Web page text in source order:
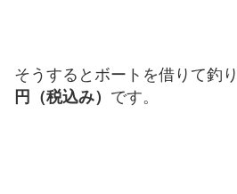
そうするとボートを借りて釣
円（税込み） です。